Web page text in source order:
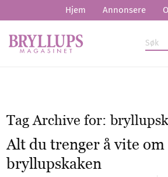
Hjem Annonsere
Tag Archive for:
Alt du trenger å vite om
bryllupskaken